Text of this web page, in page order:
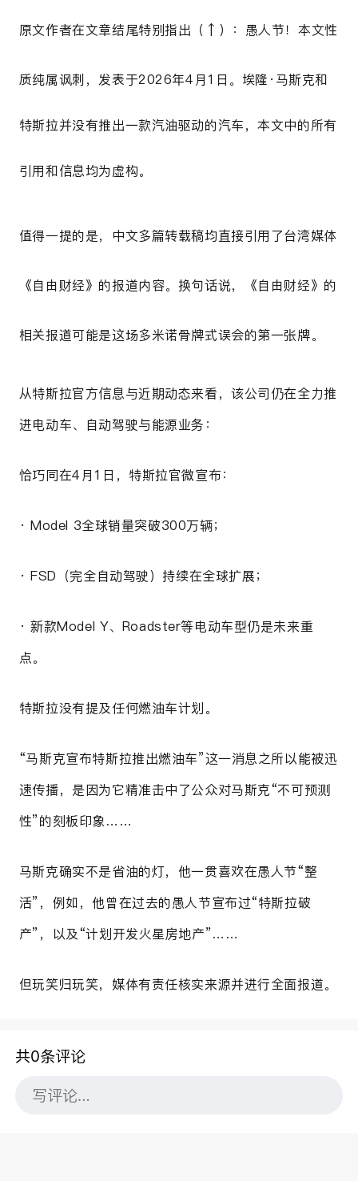
原文作者在文章结尾特别指出（↑）： 愚人节！本文性
质纯属讽刺，发表于2026年4月1日。埃隆·马斯克和
特斯拉并没有推出一款汽油驱动的汽车，本文中的所有
引用和信息均为虚构。
值得一提的是，中文多篇转载稿均直接引用了台湾媒体
《自由财经》的报道内容。换句话说， 《自由财经》的
相关报道可能是这场多米诺骨牌式误会的第一张牌。
从特斯拉官方信息与近期动态来看，该公司仍在全力推
进电动车、自动驾驶与能源业务 ：
恰巧同在4月1日，特斯拉官微宣布：
· Model 3全球销量突破300万辆；
· FSD（完全自动驾驶）持续在全球扩展；
· 新款Model Y、Roadster等电动车型仍是未来重
点。
特斯拉没有提及任何燃油车计划。
“马斯克宣布特斯拉推出燃油车”这一消息之所以能被迅
速传播，是因为它精准击中了公众对马斯克“不可预测
性”的刻板印象……
马斯克确实不是省油的灯，他一贯喜欢在愚人节“整
活”，例如，他曾在过去的愚人节宣布过“特斯拉破
产”，以及“计划开发火星房地产”……
但玩笑归玩笑，媒体有责任核实来源并进行全面报道。
共0条评论